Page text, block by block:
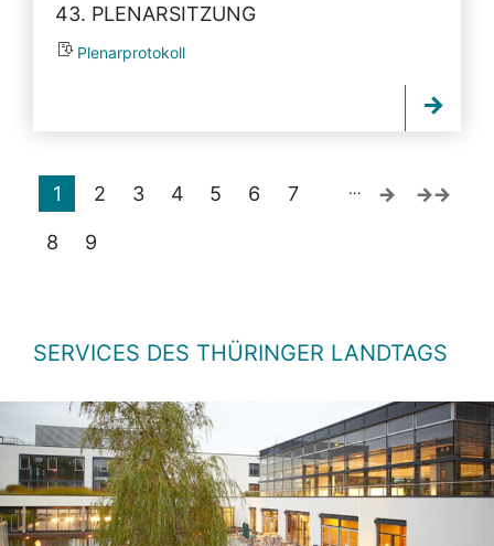
43. PLENARSITZUNG
Plenarprotokoll
1 2 3 4 5 6 7
8 9
…
SERVICES DES THÜRINGER LANDTAGS